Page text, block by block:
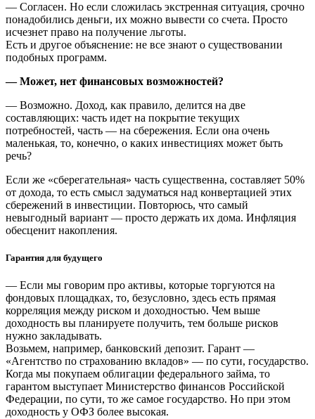
— Согласен. Но если сложилась экстренная ситуация, срочно
понадобились деньги, их можно вывести со счета. Просто
исчезнет право на получение льготы.
Есть и другое объяснение: не все знают о существовании
подобных программ.
— Может, нет финансовых возможностей?
— Возможно. Доход, как правило, делится на две
составляющих: часть идет на покрытие текущих
потребностей, часть — на сбережения. Если она очень
маленькая, то, конечно, о каких инвестициях может быть
речь?
Если же «сберегательная» часть существенна, составляет 50%
от дохода, то есть смысл задуматься над конвертацией этих
сбережений в инвестиции. Повторюсь, что самый
невыгодный вариант — просто держать их дома. Инфляция
обесценит накопления.
Гарантия для будущего
— Если мы говорим про активы, которые торгуются на
фондовых площадках, то, безусловно, здесь есть прямая
корреляция между риском и доходностью. Чем выше
доходность вы планируете получить, тем больше рисков
нужно закладывать.
Возьмем, например, банковский депозит. Гарант —
«Агентство по страхованию вкладов» — по сути, государство.
Когда мы покупаем облигации федерального займа, то
гарантом выступает Министерство финансов Российской
Федерации, по сути, то же самое государство. Но при этом
доходность у ОФЗ более высокая.